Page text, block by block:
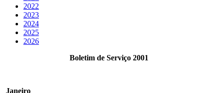
2022
2023
2024
2025
2026
Boletim de Serviço 2001
Janeiro